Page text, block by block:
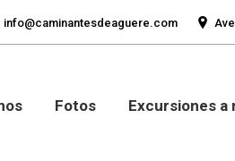
info@caminantesdeaguere.com
Fotos Excursiones a